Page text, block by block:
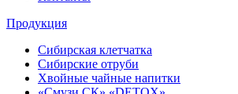
Продукция
Сибирская клетчатка
Сибирские отруби
Хвойные чайные напитки